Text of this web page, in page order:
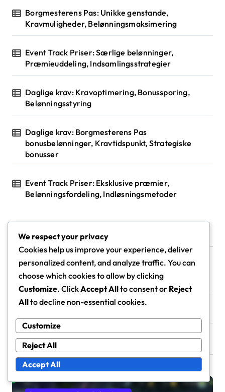
:
Borgmesterens Pas: Unikke genstande,
Kravmuligheder, Belønningsmaksimering
Event Track Priser: Særlige belønninger,
Præmieuddeling, Indsamlingsstrategier
Daglige krav: Kravoptimering, Bonussporing,
Belønningsstyring
Daglige krav: Borgmesterens Pas
bonusbelønninger, Kravtidspunkt, Strategiske
bonusser
Event Track Priser: Eksklusive præmier,
Belønningsfordeling, Indløsningsmetoder
Arkiv
March 2026
You Missed
We respect your privacy
Cookies help us improve your experience, deliver
personalized content, and analyze traffic. You can
choose which cookies to allow by clicking
Customize. ClickAccept Allto consent or Reject
Allto decline non-essential cookies.
Customize
Reject All
Accept All